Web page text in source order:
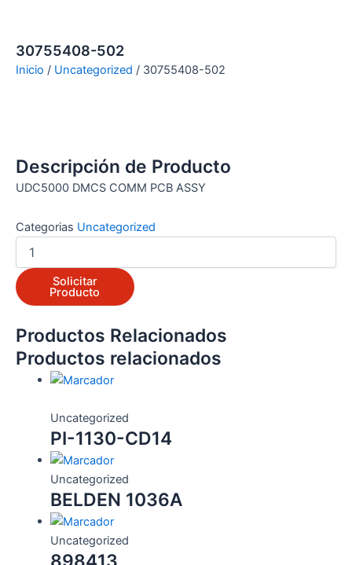
30755408-502
Inicio / Uncategorized / 30755408-502
Descripción de Producto
UDC5000 DMCS COMM PCB ASSY
Categorias Uncategorized
30755408-
502
cantidadSolicitar
Producto
Productos Relacionados
Productos relacionados
Uncategorized
PI-1130-CD14
Uncategorized
BELDEN 1036A
Uncategorized